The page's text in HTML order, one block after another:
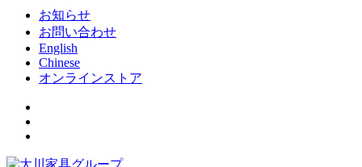
お知らせ
お問い合わせ
English
Chinese
オンラインストア